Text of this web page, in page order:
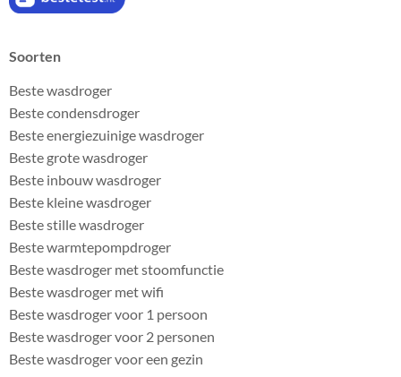
Soorten
Beste wasdroger
Beste condensdroger
Beste energiezuinige wasdroger
Beste grote wasdroger
Beste inbouw wasdroger
Beste kleine wasdroger
Beste stille wasdroger
Beste warmtepompdroger
Beste wasdroger met stoomfunctie
Beste wasdroger met wifi
Beste wasdroger voor 1 persoon
Beste wasdroger voor 2 personen
Beste wasdroger voor een gezin